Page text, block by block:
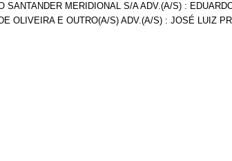
SANTANDER MERIDIONAL S/A ADV.(A/S) :
OLIVEIRA E OUTRO(A/S) ADV.(A/S) : JOSÉ LUIZ